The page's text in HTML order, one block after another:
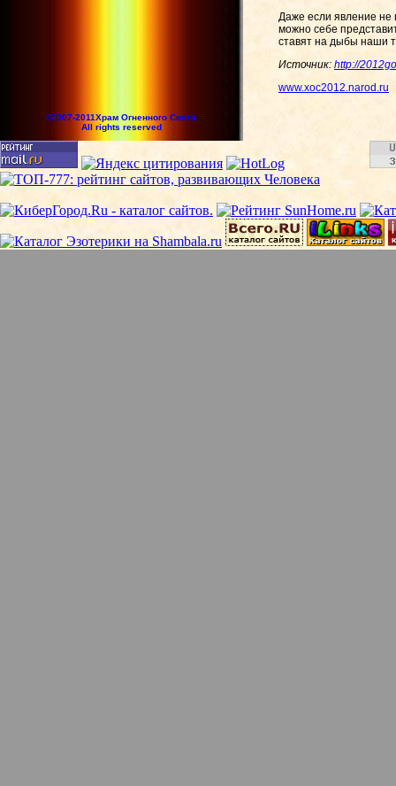
Даже если явление не
можно себе
ставят на дыбы наши
Источник: http://
www.xoc2012.narod.ru
©2007-2011Храм Огненного Света.
All rights reserved